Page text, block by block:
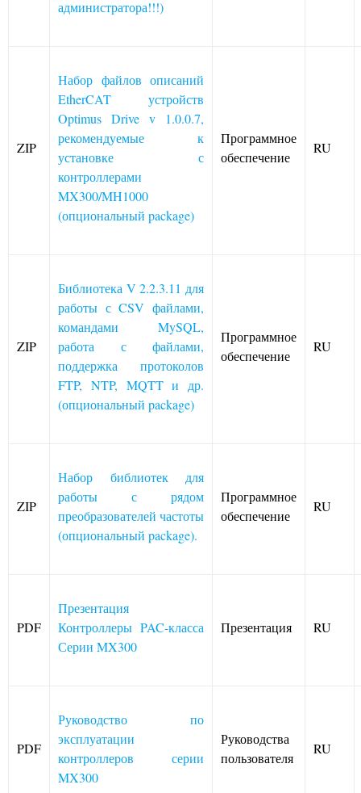
администратора!!!)
ZIP
Набор файлов описаний
EtherCAT устройств
Optimus Drive v 1.0.0.7,
рекомендуемые к
установке с
контроллерами
MX300/MH1000
(опциональный package)
Программное
обеспечение
RU
ZIP
Библиотека V 2.2.3.11 для
работы с CSV файлами,
командами MySQL,
работа с файлами,
поддержка протоколов
FTP, NTP, MQTT и др.
(опциональный package)
Программное
обеспечение
RU
ZIP
Набор библиотек для
работы с рядом
преобразователей частоты
(опциональный package).
Программное
обеспечение
RU
PDF
Презентация
Контроллеры PAC-класса
Серии MX300
Презентация RU
PDF
Руководство по
эксплуатации
контроллеров серии
MX300
Руководства
пользователя
RU